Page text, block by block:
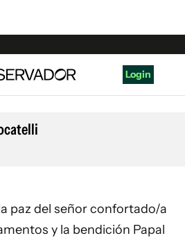
Login
paz del señor confortado/a
y la bendición Papal